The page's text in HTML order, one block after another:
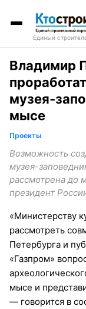
Единый
Владимир
музея-
мысе
Проекты
Возможность
музея-
рассмотрена до
президент
«Министерству
рассмотреть
Петербурга и
«Газпром»
мысе и
— говорится в